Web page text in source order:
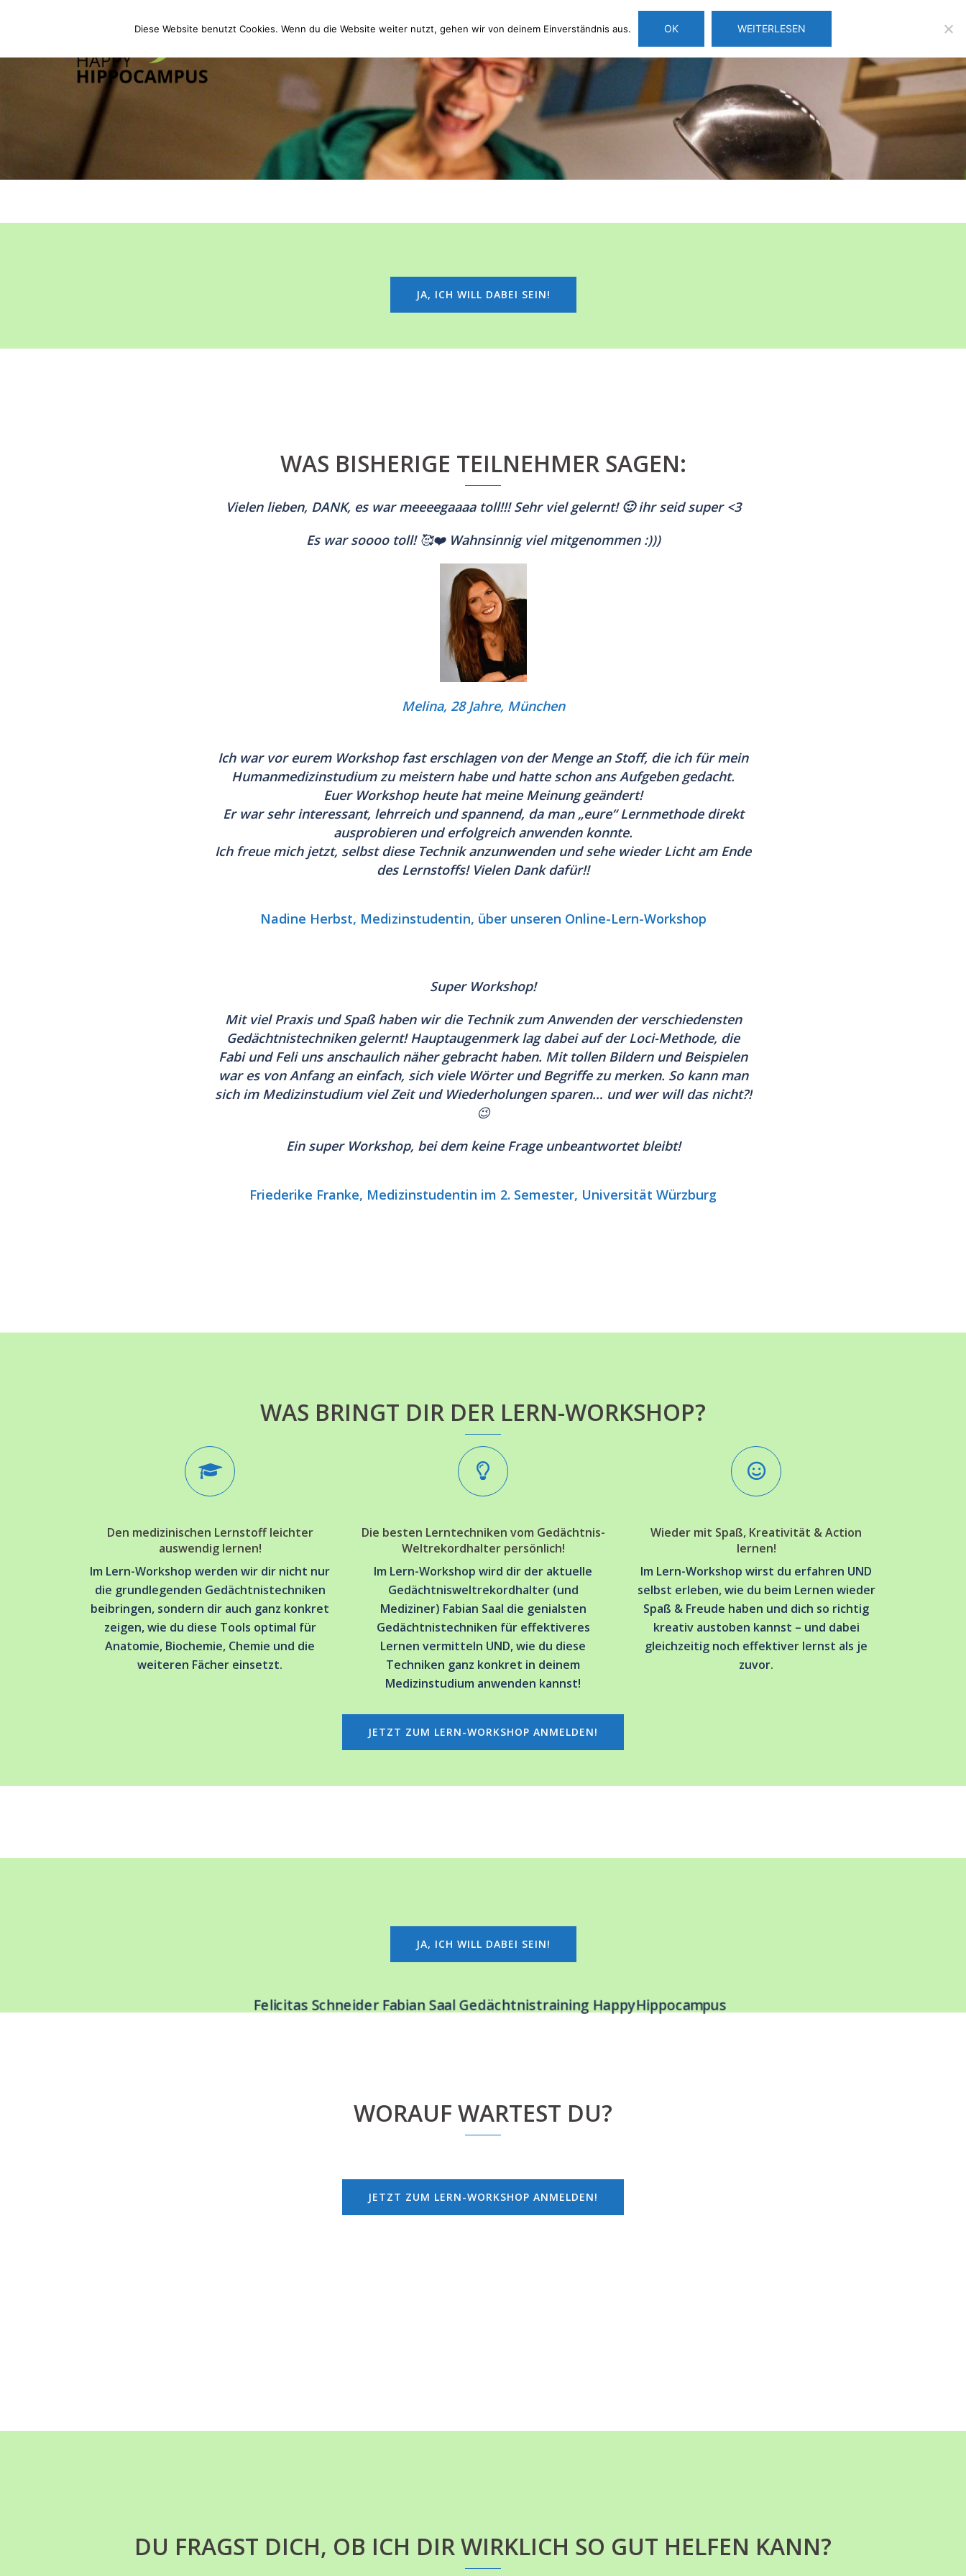
Kostenlos Über uns Login
JA, ICH WILL DABEI SEIN!
WAS BISHERIGE TEILNEHMER SAGEN:
Vielen lieben, DANK, es war meeeegaaaa toll!!! Sehr viel gelernt! 🙂ihr seid super <3
Es war soooo toll! 🥰❤️ Wahnsinnig viel mitgenommen :)))
Melina, 28 Jahre, München
Ich war vor eurem Workshop fast erschlagen von der Menge an Stoff, die ich für mein
Humanmedizinstudium zu meistern habe undhatte schon ans Aufgeben gedacht.
Euer Workshop heute hat meine Meinung geändert!
Er warsehr interessant, lehrreich und spannend, da man „eure“ Lernmethode direkt
ausprobieren und erfolgreich anwendenkonnte.
Ich freue mich jetzt, selbst diese Technik anzunwenden undsehe wieder Licht am Ende
des Lernstoffs! Vielen Dank dafür!!
Nadine Herbst, Medizinstudentin, über unseren Online-Lern-Workshop
Super Workshop!
Mit viel Praxis und Spaß haben wir die Technik zum Anwenden der verschiedensten
Gedächtnistechniken gelernt!Hauptaugenmerk lag dabei auf der Loci-Methode, die
Fabi und Feli uns anschaulich näher gebracht haben. Mit tollen Bildern und Beispielen
war es von Anfang an einfach, sich viele Wörter und Begriffe zu merken. So kann man
sich im Medizinstudium viel Zeit und Wiederholungen sparen… und wer will das nicht?!
😉
Ein super Workshop, bei dem keine Frage unbeantwortet bleibt!
Friederike Franke, Medizinstudentin im 2. Semester, Universität Würzburg
WAS BRINGT DIR DER LERN-WORKSHOP?
Den medizinischen Lernstoff leichter
auswendig lernen!
Im Lern-Workshop werden wir dir nicht nur
die grundlegenden Gedächtnistechniken
beibringen, sondern dir auch ganz konkret
zeigen, wie du diese Tools optimal für
Anatomie, Biochemie, Chemie und die
weiteren Fächer einsetzt.
Die besten Lerntechniken vom Gedächtnis-
Weltrekordhalter persönlich!
Im Lern-Workshop wird dir der aktuelle
Gedächtnisweltrekordhalter (und
Mediziner) Fabian Saal die genialsten
Gedächtnistechniken für effektiveres
Lernen vermitteln UND, wie du diese
Techniken ganz konkret in deinem
Medizinstudium anwenden kannst!
Wieder mit Spaß, Kreativität & Action
lernen!
Im Lern-Workshop wirst du erfahren UND
selbst erleben, wie du beim Lernen wieder
Spaß & Freude haben und dich so richtig
kreativ austoben kannst – und dabei
gleichzeitig noch effektiver lernst als je
zuvor.
JETZT ZUM LERN-WORKSHOP ANMELDEN!
JA, ICH WILL DABEI SEIN!
WORAUF WARTEST DU?
JETZT ZUM LERN-WORKSHOP ANMELDEN!
DU FRAGST DICH, OB ICH DIR WIRKLICH SO GUT HELFEN KANN?
Diese Website benutzt Cookies. Wenn du die Website weiter nutzt, gehen wir von deinem Einverständnis aus. OK WEITERLESEN